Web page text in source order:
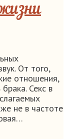
От того,
отношения,
Секс в
не в частоте